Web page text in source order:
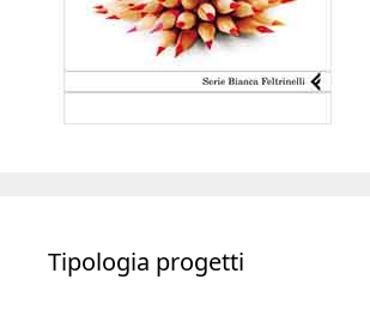
Tipologia progetti